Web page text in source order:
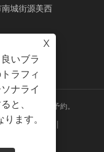
城街源美西
南村興吉大
すべての権利予約。
バシーポリシー
X
いブラ
ラフィ
ナライ
と、
ます。